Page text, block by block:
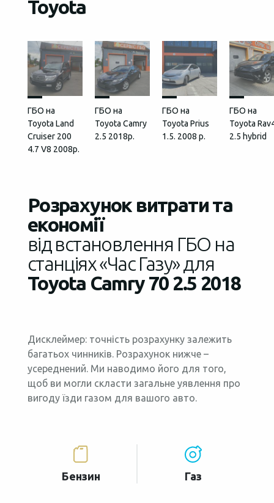
Toyota
ГБО на
Toyota Land
Cruiser 200
4.7 V8 2008р.
ГБО на
Toyota Camry
2.5 2018р.
ГБО на
Toyota Prius
1.5. 2008 р.
ГБО на
Toyota
2.5 hybrid
Розрахунок витрати та
економії
від встановлення ГБО на
станціях «Час Газу» для
Toyota Camry 70 2.5 2018
Дисклеймер: точність розрахунку залежить
багатьох чинників. Розрахунок нижче –
усереднений. Ми наводимо його для того,
щоб ви могли скласти загальне уявлення про
вигоду їзди газом для вашого авто.
Бензин Газ